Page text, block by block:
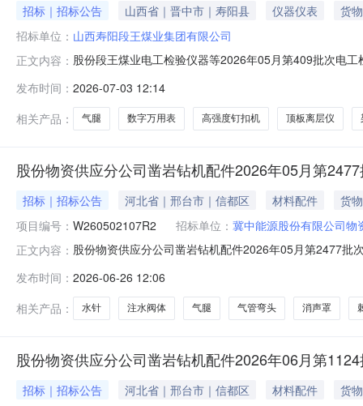
招标｜招标公告 山西省｜晋中市｜寿阳县 仪器仪表
货物
招标单位： 山西寿阳段王煤业集团有限公司
正文内容： 股份段王煤业电工检验仪器等2026年05月第409批次电
GDYGDY-Ⅱ1500V-6KV支50.0002026-09-25MA:否;产品
发布时间： 2026-07-03 12:14
相关产品：
气腿 数字万用表 高强度钉扣机 顶板离层仪
股份物资供应分公司凿岩钻机配件2026年05月第
招标｜招标公告 河北省｜邢台市｜信都区 材料配件
货物
项目编号： W260502107R2 招标单位： 冀中能源股份有限公司物
正文内容： 股份物资供应分公司凿岩钻机配件2026年05月第2477批
100009213棘轮爪片YT25-1.14件200.0002026-11-
发布时间： 2026-06-26 12:06
相关产品：
水针 注水阀体 气腿 气管弯头 消声罩
股份物资供应分公司凿岩钻机配件2026年06月第
招标｜招标公告 河北省｜邢台市｜信都区 材料配件
货物